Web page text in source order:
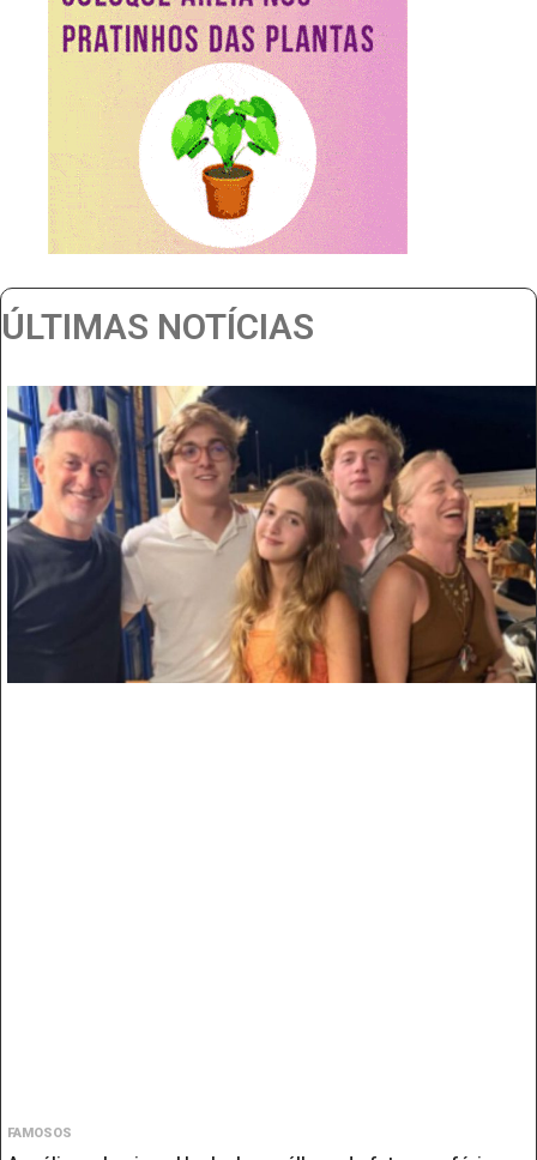
ÚLTIMAS NOTÍCIAS
FAMOSOS